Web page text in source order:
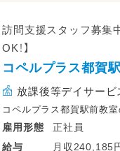
業務の変更の
訪問支援スタッフ募集中
OK！】
コペルプラス都賀
放課後等デイサービ
コペルプラス都賀駅前教
雇用形態
正社員
給与
月収240,185